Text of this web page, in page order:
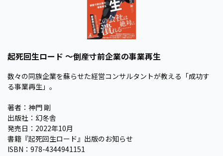
起死回生ロード ～倒産寸前企業の事業再生
数々の同族企業を蘇らせた経営コンサルタントが教える「成功す
る事業再生」。
著者：神門 剛
出版社：幻冬舎
発売日：2022年10月
書籍『起死回生ロード』出版のお知らせ
ISBN：978-4344941151